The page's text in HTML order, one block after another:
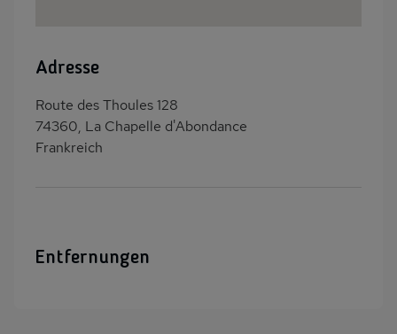
Adresse
Route des Thoules 128
74360, La Chapelle d'Abondance
Frankreich
Entfernungen